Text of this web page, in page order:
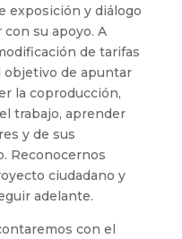
exposición y diálogo
su apoyo. A
de tarifas
objetivo de apuntar
la coproducción,
trabajo, aprender
y de sus
Reconocernos
ciudadano y
adelante.
con el